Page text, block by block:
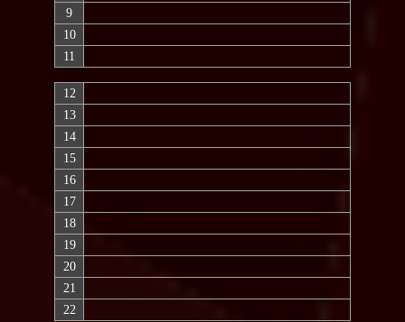
9
10
11
12
13
14
15
16
17
18
19
20
21
22